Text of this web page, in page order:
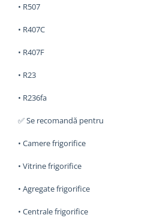
• R507
• R407C
• R407F
• R23
• R236fa
✅ Se recomandă pentru
• Camere frigorifice
• Vitrine frigorifice
• Agregate frigorifice
• Centrale frigorifice